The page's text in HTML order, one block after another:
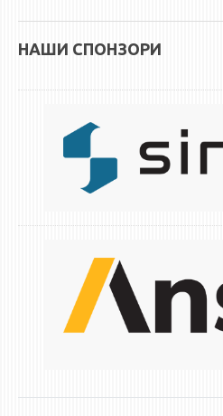
НАШИ СПОНЗОРИ